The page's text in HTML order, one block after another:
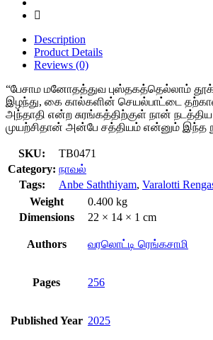
Description
Product Details
Reviews (0)
“பேசாம மனோதத்துவ புஸ்தகத்தெல்லாம்
இழந்து, கை கால்களின் செயல்பாட்டை
அந்தாதி என்ற சுரங்கத்திற்குள் நான்
முயற்சிதான் அன்பே சத்தியம் என்னும் இந்த
SKU:
TB0471
Category: நாவல்
Tags:
Anbe Saththiyam, Varalotti
Weight
0.400 kg
Dimensions
22 × 14 × 1 cm
Authors வரலொட்டி ரெங்கசாமி
Pages 256
Published Year 2025